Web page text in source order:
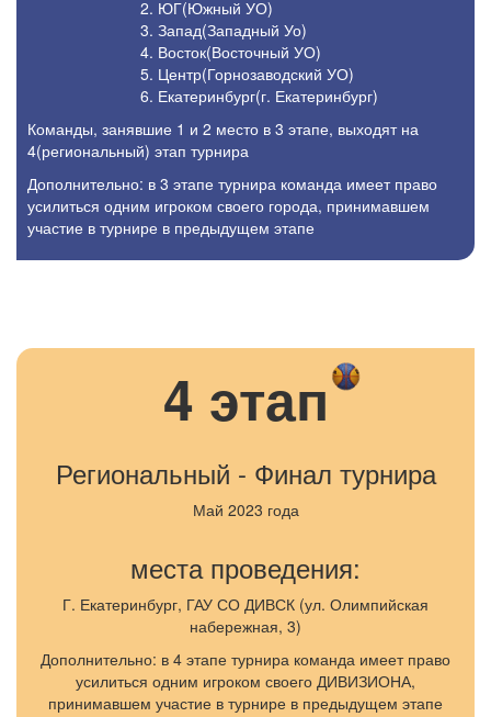
ЮГ(Южный УО)
Запад(Западный Уо)
Восток(Восточный УО)
Центр(Горнозаводский УО)
Екатеринбург(г. Екатеринбург)
команды, занявшие 1 и 2 место в 3 этапе, выходят на
4(региональный) этап турнира
Дополнительно: в 3 этапе турнира команда имеет право
усилиться одним игроком своего города, принимавшем
участие в турнире в предыдущем этапе
4 этап
Региональный - Финал турнира
Май 2023 года
места проведения:
Г. Екатеринбург, ГАУ СО ДИВСК (ул. Олимпийская
набережная, 3)
Дополнительно: в 4 этапе турнира команда имеет право
усилиться одним игроком своего ДИВИЗИОНА,
принимавшем участие в турнире в предыдущем этапе